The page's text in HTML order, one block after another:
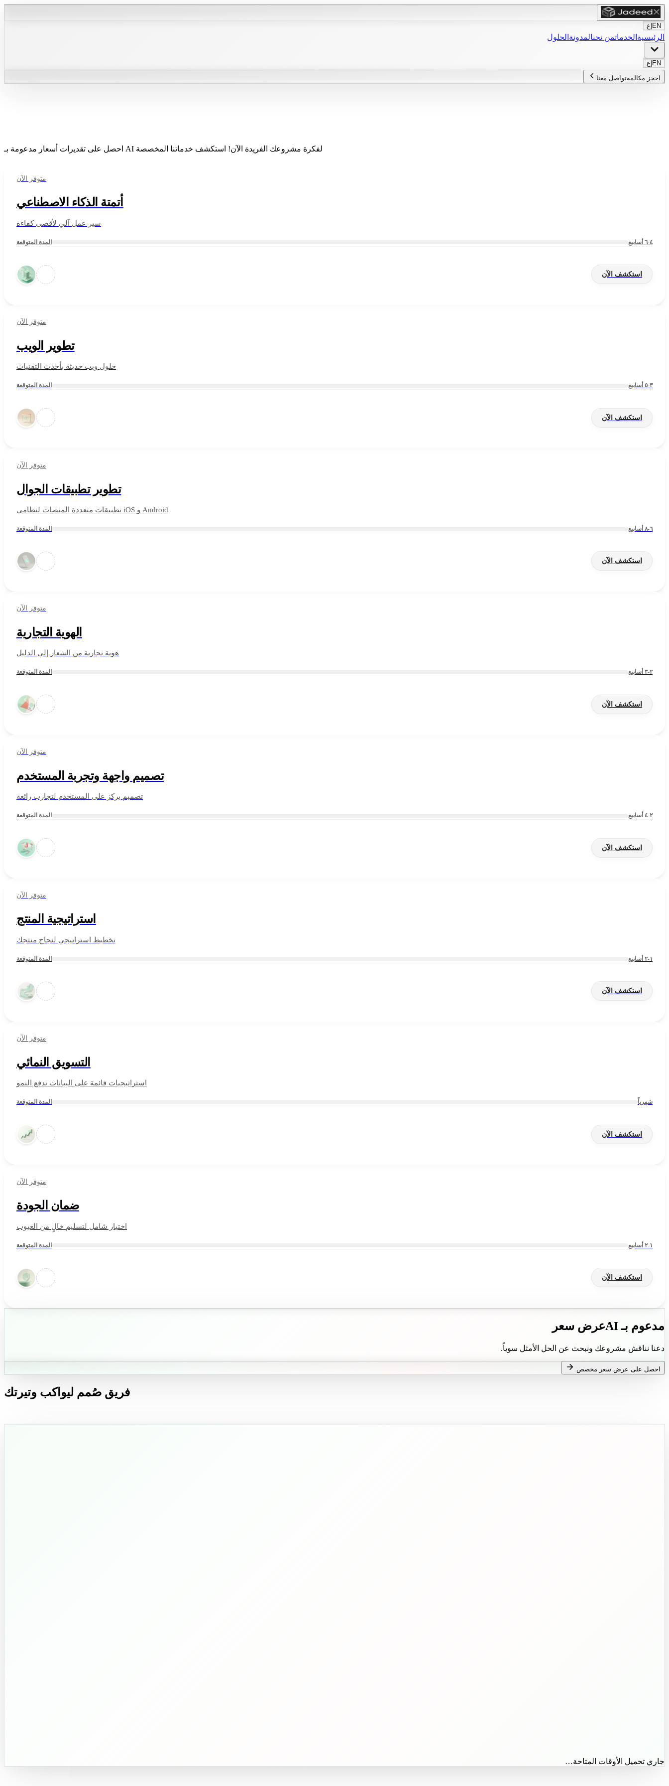
EN ع
الرئيسية الخدماتمن نحنالمدونة الحلول
EN ع
احجز مكالمةتواصل معنا
احصل على تقديرات أسعار مدعومة بـ AI لفكرة مشروعك الفريدة الآن! استكشف خدماتنا المخصصة
متوفر الآن
أتمتة الذكاء الاصطناعي
سير عمل آلي لأقصى كفاءة
المدة المتوقعة ٤-٦ أسابيع
استكشف الآن
متوفر الآن
تطوير الويب
حلول ويب حديثة بأحدث التقنيات
المدة المتوقعة ٣-٥ أسابيع
استكشف الآن
متوفر الآن
تطوير تطبيقات الجوال
تطبيقات متعددة المنصات لنظامي iOS و Android
المدة المتوقعة ٦-٨ أسابيع
استكشف الآن
متوفر الآن
الهوية التجارية
هوية تجارية من الشعار إلى الدليل
المدة المتوقعة ٢-٣ أسابيع
استكشف الآن
متوفر الآن
تصميم واجهة وتجربة المستخدم
تصميم يركز على المستخدم لتجارب رائعة
المدة المتوقعة ٢-٤ أسابيع
استكشف الآن
متوفر الآن
استراتيجية المنتج
تخطيط استراتيجي لنجاح منتجك
المدة المتوقعة ١-٢ أسابيع
استكشف الآن
متوفر الآن
التسويق النمائي
استراتيجيات قائمة على البيانات تدفع النمو
المدة المتوقعة شهرياً
استكشف الآن
متوفر الآن
ضمان الجودة
اختبار شامل لتسليم خالٍ من العيوب
المدة المتوقعة ١-٢ أسابيع
استكشف الآن
مدعوم بـ AI عرض سعر
دعنا نناقش مشروعك ونبحث عن الحل الأمثل سوياً.
احصل على عرض سعر مخصص
فريق صُمم ليواكب وتيرتك
جاري تحميل الأوقات المتاحة…